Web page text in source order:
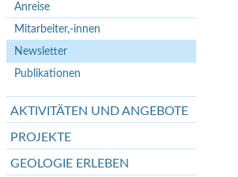
Anreise
Mitarbeiter,-innen
Newsletter
Publikationen
AKTIVITÄTEN UND ANGEBOTE
PROJEKTE
GEOLOGIE ERLEBEN